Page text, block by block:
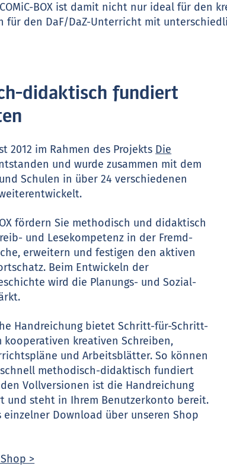
BOX ist damit nicht nur ideal für den
für den DaF/DaZ-Unterricht mit
didaktisch fundiert
2012 im Rahmen des Projekts Die
und wurde zusammen mit dem
Schulen in über 24 verschiedenen
fördern Sie methodisch und didaktisch
und Lese­kompetenz in der Fremd-
erweitern und festigen den aktiven
Beim Entwickeln der
wird die Planungs- und Sozial­
Handreichung bietet Schritt-für-Schritt-
kooperativen kreativen Schreiben,
und Arbeitsblätter. So können
methodisch-didaktisch fundiert
Vollversionen ist die Handreichung
und steht in Ihrem Benutzerkonto bereit.
einzelner Download über unseren Shop
>